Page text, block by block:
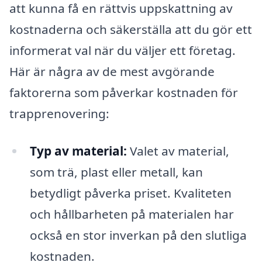
att kunna få en rättvis uppskattning av
kostnaderna och säkerställa att du gör ett
informerat val när du väljer ett företag.
Här är några av de mest avgörande
faktorerna som påverkar kostnaden för
trapprenovering:
Typ av material: Valet av material,
som trä, plast eller metall, kan
betydligt påverka priset. Kvaliteten
och hållbarheten på materialen har
också en stor inverkan på den slutliga
kostnaden.